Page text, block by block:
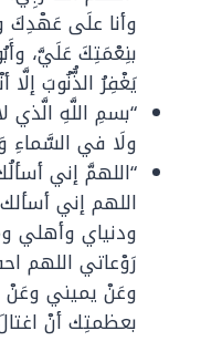
وأنا علَى عَهْدِكَ
بنِعْمَتِكَ عَلَيَّ،
يَغْفِرُ الذُّنُوبَ
“بسمِ اللَّهِ
ولَا في السَّماءِ
“اللهمَّ إني
اللهم إني
ودنياي وأهلي
رَوْعاتي اللهم
وعَنْ يميني
بعظمتِك أنْ